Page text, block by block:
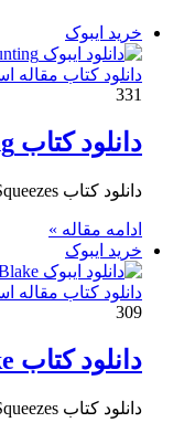
خرید ایبوک
دانلود کتاب مقاله
331
دانلود کتاب Artificial Intelligence in Accounting
دانلود کتاب The Repo Market, Shorts, Shortages and Squeezes خرید ایبوک شیوه نامه قرارداد خرید مجدد (Repo) Download PDF
ادامه مقاله »
خرید ایبوک
دانلود کتاب مقاله
309
دانلود کتاب Is Accounting Dying? Accounting in the AI Era by Ethan Blake
دانلود کتاب The Repo Market, Shorts, Shortages and Squeezes خرید ایبوک شیوه نامه قرارداد خرید مجدد (Repo) Download PDF